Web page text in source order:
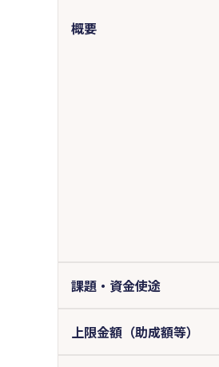
概要
課題・資金使途
上限金額（助成額等）